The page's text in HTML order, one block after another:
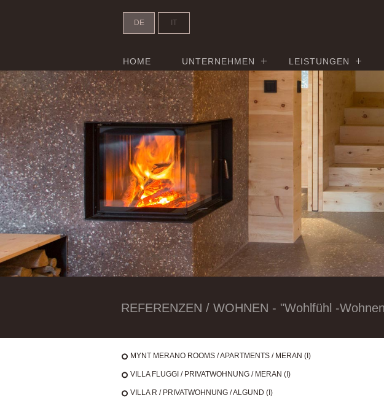
DE IT
HOME UNTERNEHMEN LEISTUNGEN
Villa L - Header Slider - 100%
REFERENZEN / WOHNEN - "Wohlfühl -
MYNT MERANO ROOMS / APARTMENTS / MERAN (I)
VILLA FLUGGI / PRIVATWOHNUNG / MERAN (I)
VILLA R / PRIVATWOHNUNG / ALGUND (I)